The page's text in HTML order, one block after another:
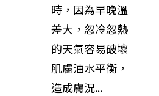
時，因為早晚溫
差大，忽冷忽熱
的天氣容易破壞
肌膚油水平衡，
造成膚況...